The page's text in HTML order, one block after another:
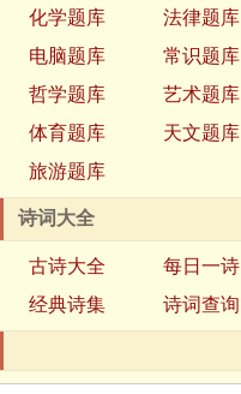
化学题库
法律题库
电脑题库
常识题库
哲学题库
艺术题库
体育题库
天文题库
旅游题库
诗词大全
古诗大全 每日一诗
经典诗集
诗词查询